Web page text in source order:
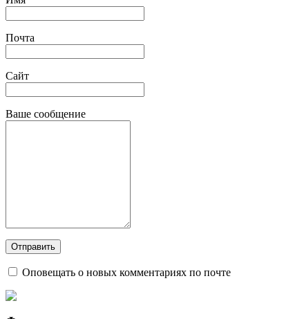
Почта
Сайт
Ваше сообщение
Оповещать о новых комментариях по почте